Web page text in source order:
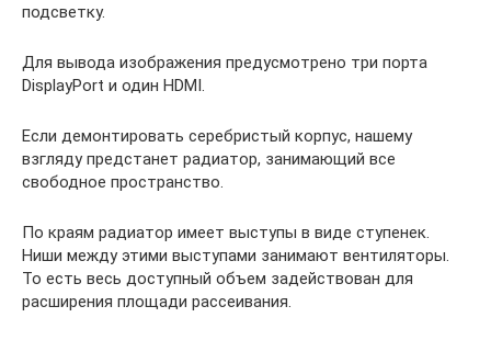
подсветку.
Для вывода изображения предусмотрено три порта
DisplayPort и один HDMI.
Если демонтировать серебристый корпус, нашему
взгляду предстанет радиатор, занимающий все
свободное пространство.
По краям радиатор имеет выступы в виде ступенек.
Ниши между этими выступами занимают вентиляторы.
То есть весь доступный объем задействован для
расширения площади рассеивания.